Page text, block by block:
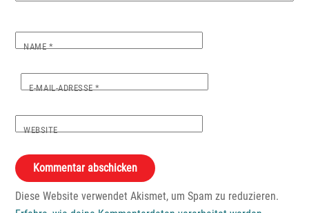
NAME*
E-MAIL-ADRESSE*
WEBSITE
Diese Website verwendet Akismet, um Spam zu reduzieren.